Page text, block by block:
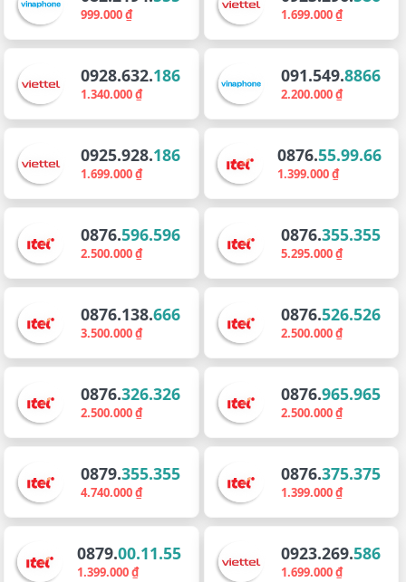
999.000 ₫ 1.699.000 ₫
0928.632.186
1.340.000 ₫
091.549.8866
2.200.000 ₫
0925.928.186
1.699.000 ₫
0876.55.99.66
1.399.000 ₫
0876.596.596
2.500.000 ₫
0876.355.355
5.295.000 ₫
0876.138.666
3.500.000 ₫
0876.526.526
2.500.000 ₫
0876.326.326
2.500.000 ₫
0876.965.965
2.500.000 ₫
0879.355.355
4.740.000 ₫
0876.375.375
1.399.000 ₫
0879.00.11.55
1.399.000 ₫
0923.269.586
1.699.000 ₫